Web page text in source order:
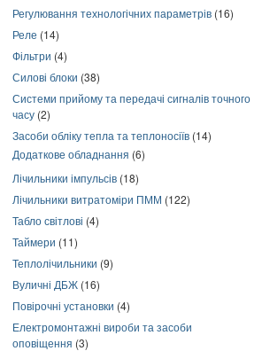
Регулювання технологічних параметрів (16)
Реле (14)
Фільтри (4)
Силові блоки (38)
Системи прийому та передачі сигналів точного
часу (2)
Засоби обліку тепла та теплоносіїв (14)
Додаткове обладнання (6)
Лічильники імпульсів (18)
Лічильники витратоміри ПММ (122)
Табло світлові (4)
Таймери (11)
Теплолічильники (9)
Вуличні ДБЖ (16)
Повірочні установки (4)
Електромонтажні вироби та засоби
оповіщення (3)